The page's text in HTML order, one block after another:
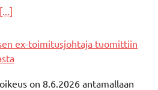
[...]
ex-toimitusjohtaja tuomittiin
on 8.6.2026 antamallaan